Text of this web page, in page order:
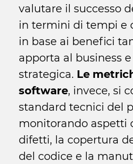
valutare il successo
in termini di tempi e
in base ai benefici
apporta al business
strategica. Le
software, invece, si
standard tecnici del
monitorando aspetti
difetti, la copertura
del codice e la